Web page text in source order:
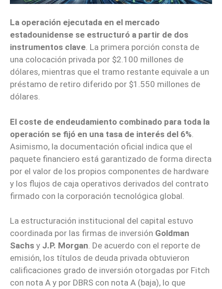
La operación ejecutada en el mercado
estadounidense se estructuró a partir de dos
instrumentos clave. La primera porción consta de
una colocación privada por $2.100 millones de
dólares, mientras que el tramo restante equivale a un
préstamo de retiro diferido por $1.550 millones de
dólares.
El coste de endeudamiento combinado para toda la
operación se fijó en una tasa de interés del 6%
Asimismo, la documentación oficial indica que el
paquete financiero está garantizado de forma directa
por el valor de los propios componentes de hardware
y los flujos de caja operativos derivados del contrato
firmado con la corporación tecnológica global.
La estructuración institucional del capital estuvo
coordinada por las firmas de inversión Goldman
Sachs y J.P. Morgan. De acuerdo con el reporte de
emisión, los títulos de deuda privada obtuvieron
calificaciones grado de inversión otorgadas por Fitch
con nota A y por DBRS con nota A (baja), lo que